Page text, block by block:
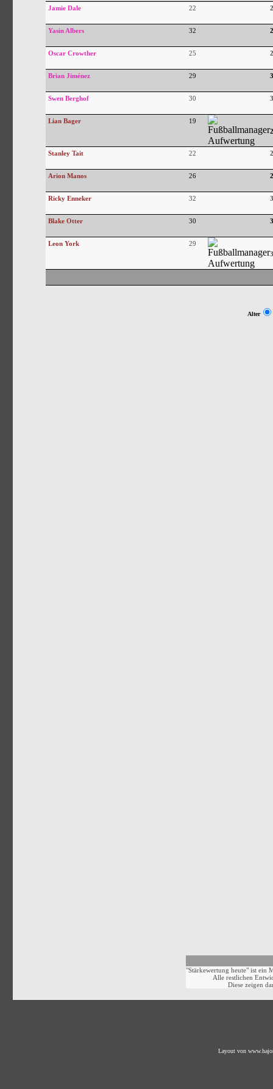
Jamie Dale 22
Yasin Albers 32
Oscar Crowther 25
Brian Jiménez 29
Swen Berghof 30
Lian Bager
19
Stanley Tait 22
Arion Manos 26
Ricky Enneker 32
Blake Otter 30
Leon York
29
Alter
"Stärkewertung heute" ist ein
Alle restlichen
Diese zeigen
Layout von